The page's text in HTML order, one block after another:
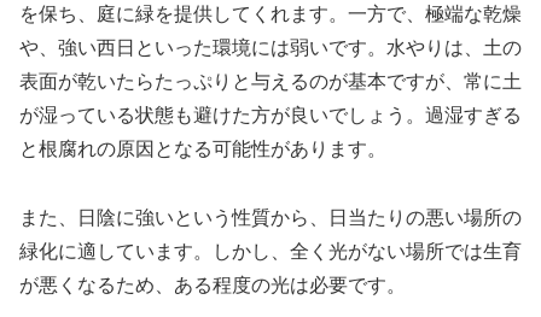
を保ち、庭に緑を提供してくれます。一方で、極端な乾燥
や、強い西日といった環境には弱いです。水やりは、土の
表面が乾いたらたっぷりと与えるのが基本ですが、常に土
が湿っている状態も避けた方が良いでしょう。過湿すぎる
と根腐れの原因となる可能性があります。
また、日陰に強いという性質から、日当たりの悪い場所の
緑化に適しています。しかし、全く光がない場所では生育
が悪くなるため、ある程度の光は必要です。